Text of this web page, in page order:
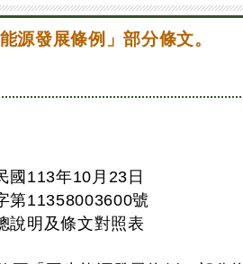
源發展條例」部分條文。
國113年10月23日
第11358003600號
明及條文對照表